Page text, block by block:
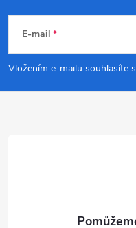
p
a
E-mail
Vložením e-mailu souhlasíte s